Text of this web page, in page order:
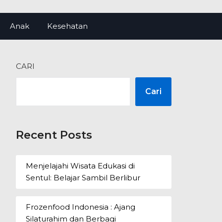
Anak Kesehatan
CARI
Cari
Recent Posts
Menjelajahi Wisata Edukasi di
Sentul: Belajar Sambil Berlibur
Frozenfood Indonesia : Ajang
Silaturahim dan Berbagi